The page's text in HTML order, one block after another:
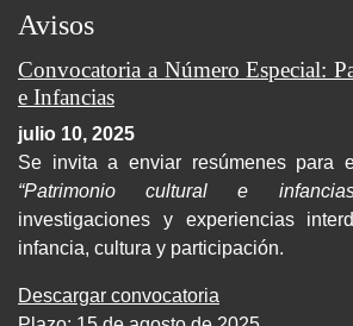
Avisos
Convocatoria a Número Especial:
e Infancias
julio 10, 2025
Se invita a enviar resúmenes para
“Patrimonio cultural e
investigaciones y experiencias
infancia, cultura y participación.
Descargar convocatoria